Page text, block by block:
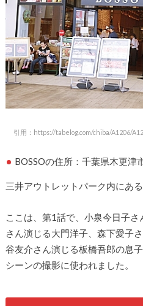
引用：https://tabelog.com/chiba/A1206/
BOSSOの住所：千葉県木更津
三井アウトレットパーク内にあ
ここは、第1話で、小泉今日子
さん演じる大門洋子、森下愛子
谷友介さん演じる板橋吾郎の息
シーンの撮影に使われました。